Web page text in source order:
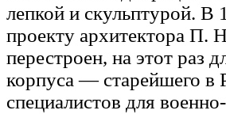
лепкой и скульптурой.
проекту архитектора П.
перестроен, на этот раз
корпуса — старейшего в
специалистов для